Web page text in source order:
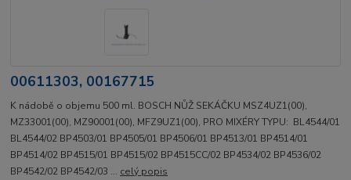
00611303, 00167715
K nádobě o objemu 500 ml. BOSCH NŮŽ SEKÁČKU MSZ4UZ1(00),
MZ33001(00), MZ90001(00), MFZ9UZ1(00), PRO MIXÉRY TYPU: BL4544/01
BL4544/02 BP4503/01 BP4505/01 BP4506/01 BP4513/01 BP4514/01
BP4514/02 BP4515/01 BP4515/02 BP4515CC/02 BP4534/02 BP4536/02
BP4542/02 BP4542/03 ... celý popis